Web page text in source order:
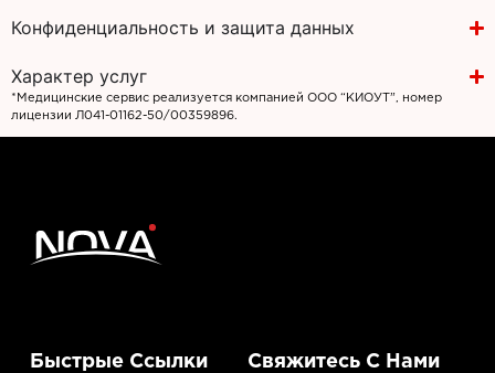
Конфиденциальность и защита данных
Характер услуг
*Медицинские сервис реализуется компанией ООО “КИОУТ”, номер
лицензии Л041-01162-50/00359896.
Быстрые Ссылки Свяжитесь С Нами